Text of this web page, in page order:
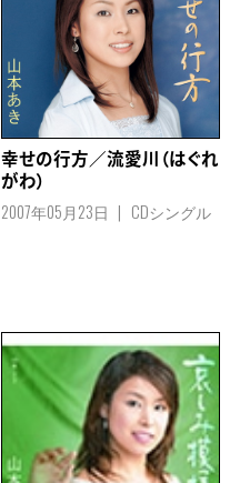
幸せの行方／流愛川（はぐれ
がわ）
2007年05月23日 CDシングル